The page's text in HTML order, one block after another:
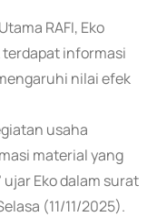
RAFI, Eko
informasi
nilai efek
usaha
material yang
Eko dalam surat
(11/11/2025).